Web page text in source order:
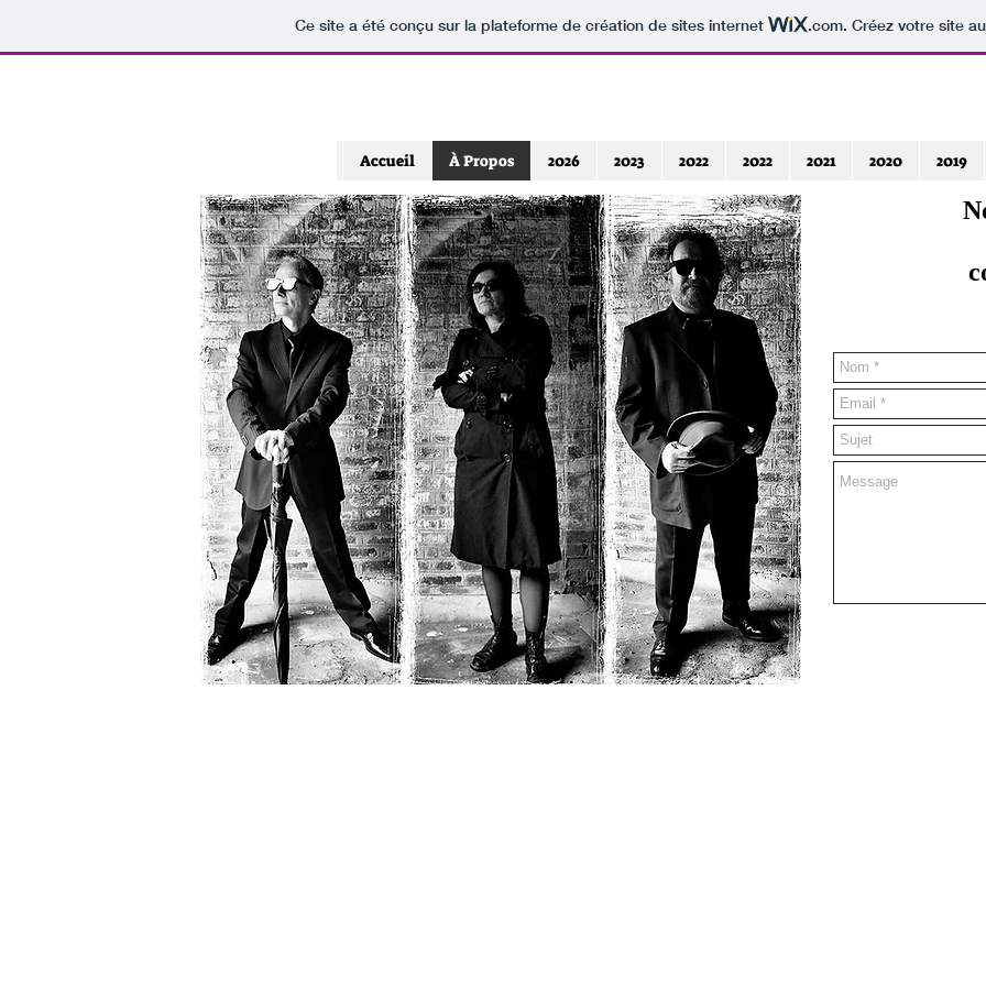
Ce site a été conçu sur la plateforme de création de sites internet .com. Créez votre site
Accueil À Propos 2026 2023 2022 2022 2021 2020 2019